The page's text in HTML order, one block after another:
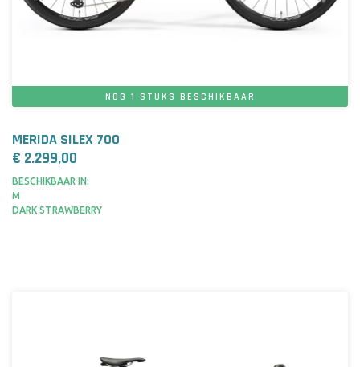
NOG 1 STUKS BESCHIKBAAR
MERIDA SILEX 700
€ 2.299,00
BESCHIKBAAR IN:
M
DARK STRAWBERRY